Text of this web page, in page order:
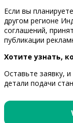
Если вы
другом регионе
соглашений,
публикации
Хотите узнать,
Оставьте заявку,
детали подачи